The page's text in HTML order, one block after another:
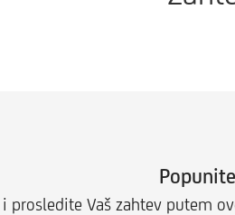
prosledite Vaš zahtev putem